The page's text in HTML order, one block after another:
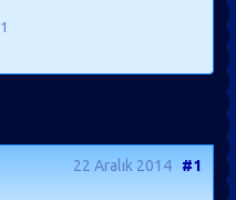
1
22 Aralık 2014 #1